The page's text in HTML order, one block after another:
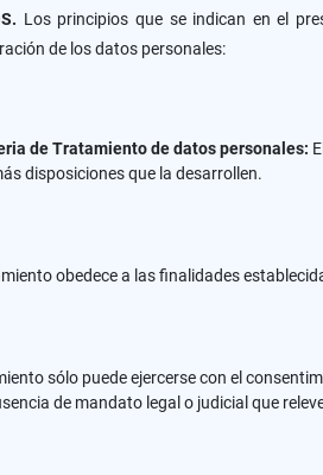
Los principios que se indican en el
de los datos personales:
de Tratamiento de datos personales:
disposiciones que la desarrollen.
obedece a las finalidades
sólo puede ejercerse con el
de mandato legal o judicial que